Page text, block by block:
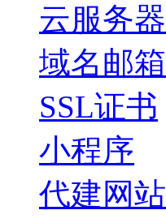
云服务器
域名邮箱
SSL证书
小程序
代建网站